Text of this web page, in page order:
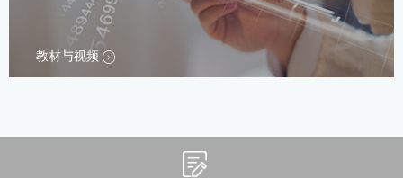
教材与视频